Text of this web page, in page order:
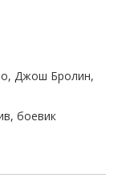
Джош Бролин,
боевик